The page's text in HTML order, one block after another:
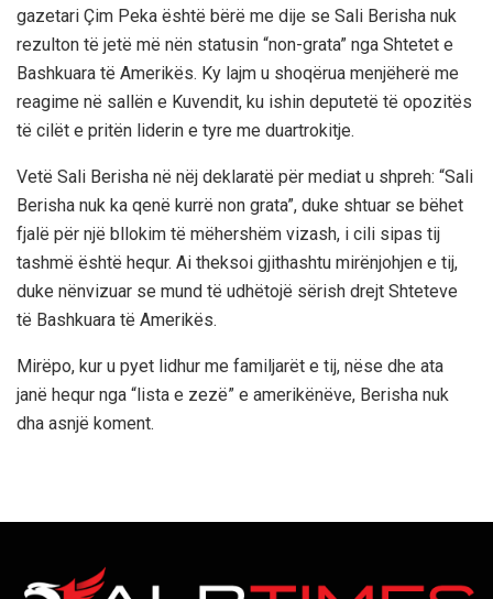
gazetari Çim Peka është bërë me dije se Sali Berisha nuk
rezulton të jetë më nën statusin “non-grata” nga Shtetet e
Bashkuara të Amerikës. Ky lajm u shoqërua menjëherë me
reagime në sallën e Kuvendit, ku ishin deputetë të opozitës
të cilët e pritën liderin e tyre me duartrokitje.
Vetë Sali Berisha në nëj deklaratë për mediat u shpreh: “Sali
Berisha nuk ka qenë kurrë non grata”, duke shtuar se bëhet
fjalë për një bllokim të mëhershëm vizash, i cili sipas tij
tashmë është hequr. Ai theksoi gjithashtu mirënjohjen e tij,
duke nënvizuar se mund të udhëtojë sërish drejt Shteteve
të Bashkuara të Amerikës.
Mirëpo, kur u pyet lidhur me familjarët e tij, nëse dhe ata
janë hequr nga “lista e zezë” e amerikënëve, Berisha nuk
dha asnjë koment.